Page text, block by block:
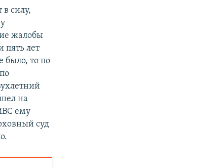
силу,
жалобы
пять лет
было, то по
на
ему
суд